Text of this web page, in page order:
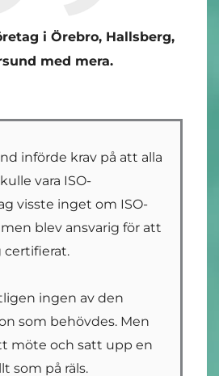
i Örebro, Hallsberg,
med mera.
införde krav på att alla
vara ISO-
visste inget om ISO-
blev ansvarig för att
certifierat.
ingen av den
som behövdes. Men
möte och satt upp en
som på räls.